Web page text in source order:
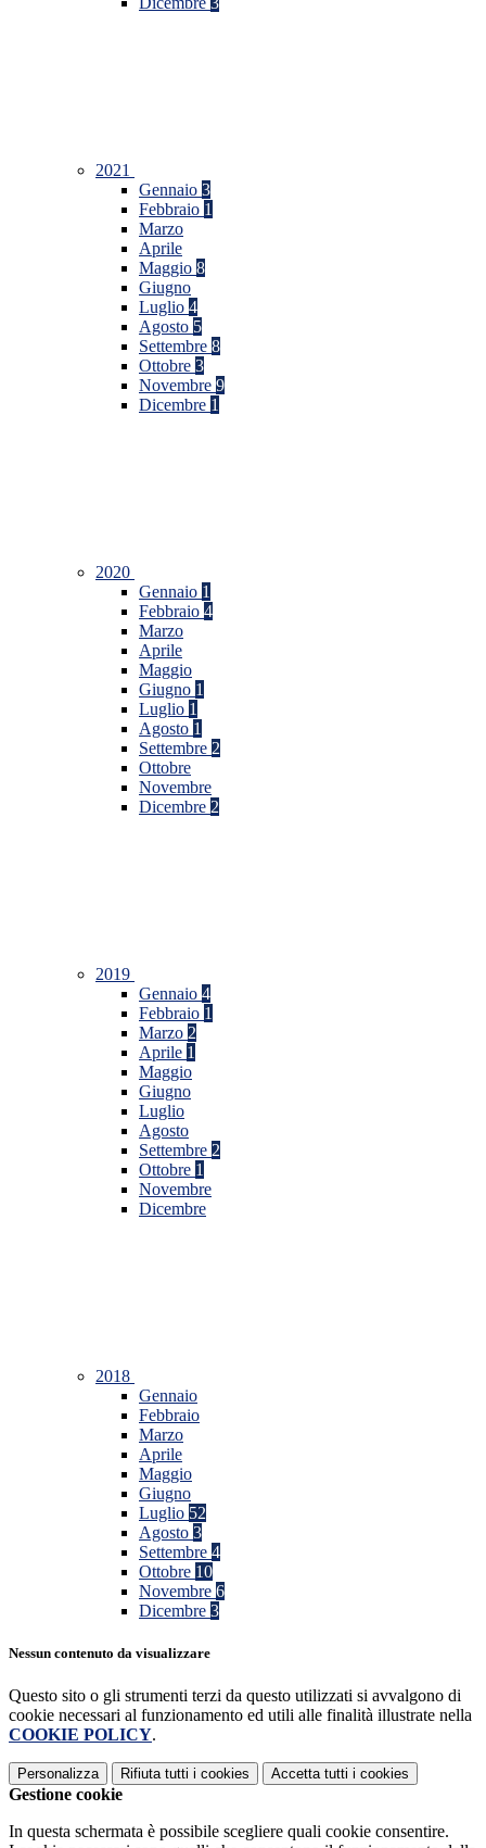
2021
Gennaio 3
Febbraio 1
Marzo
Aprile
Maggio 8
Giugno
Luglio 4
Agosto 5
Settembre 8
Ottobre 3
Novembre 9
Dicembre 1
2020
Gennaio 1
Febbraio 4
Marzo
Aprile
Maggio
Giugno 1
Luglio 1
Agosto 1
Settembre 2
Ottobre
Novembre
Dicembre 2
2019
Gennaio 4
Febbraio 1
Marzo 2
Aprile 1
Maggio
Giugno
Luglio
Agosto
Settembre 2
Ottobre 1
Novembre
Dicembre
2018
Gennaio
Febbraio
Marzo
Aprile
Maggio
Giugno
Luglio 52
Agosto 3
Settembre 4
Ottobre 10
Novembre 6
Dicembre 3
Nessun contenuto da visualizzare
Questo sito o gli strumenti terzi da questo utilizzati si avvalgono di
cookie necessari al funzionamento ed utili alle finalità illustrate nella
COOKIE POLICY.
Personalizza Rifiuta tutti i cookies Accetta tutti i cookies
Gestione cookie
In questa schermata è possibile scegliere quali cookie consentire.